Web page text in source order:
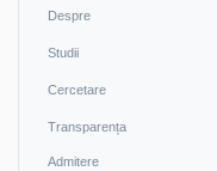
Despre
Studii
Cercetare
Transparența
Admitere